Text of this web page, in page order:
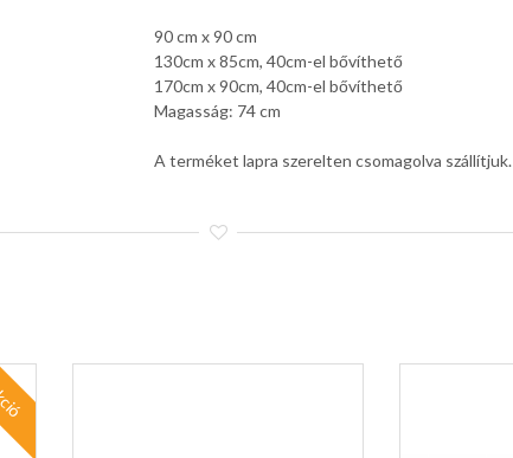
90 cm x 90 cm
130cm x 85cm, 40cm-el bővíthető
170cm x 90cm, 40cm-el bővíthető
Magasság: 74 cm
A terméket lapra szerelten csomagolva szállítjuk.